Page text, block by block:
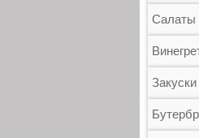
Салаты
Закуски